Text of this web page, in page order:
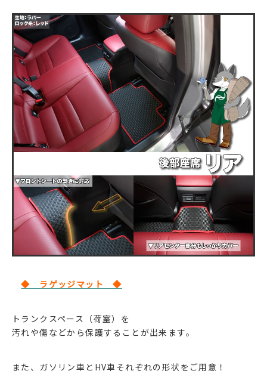
◆ ラゲッジマット ◆
トランクスペース（荷室）を
汚れや傷などから保護することが出来ます。
また、ガソリン車とHV車それぞれの形状をご用意！